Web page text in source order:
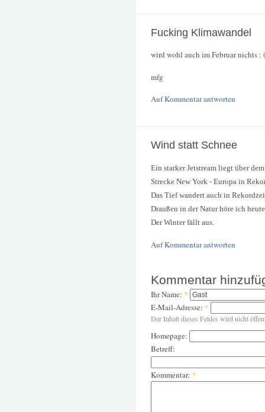
Fucking Klimawandel
wird wohl auch im Februar nichts : (
mfg
Auf Kommentar antworten
Wind statt Schnee
Ein starker Jetstream liegt über
Strecke New York - Europa in
Das Tief wandert auch in
Draußen in der Natur höre ich
Der Winter fällt aus.
Auf Kommentar antworten
Kommentar
Ihr Name: *
E-Mail-Adresse: *
Der Inhalt dieses Feldes wird nicht
Homepage:
Betreff:
Kommentar: *